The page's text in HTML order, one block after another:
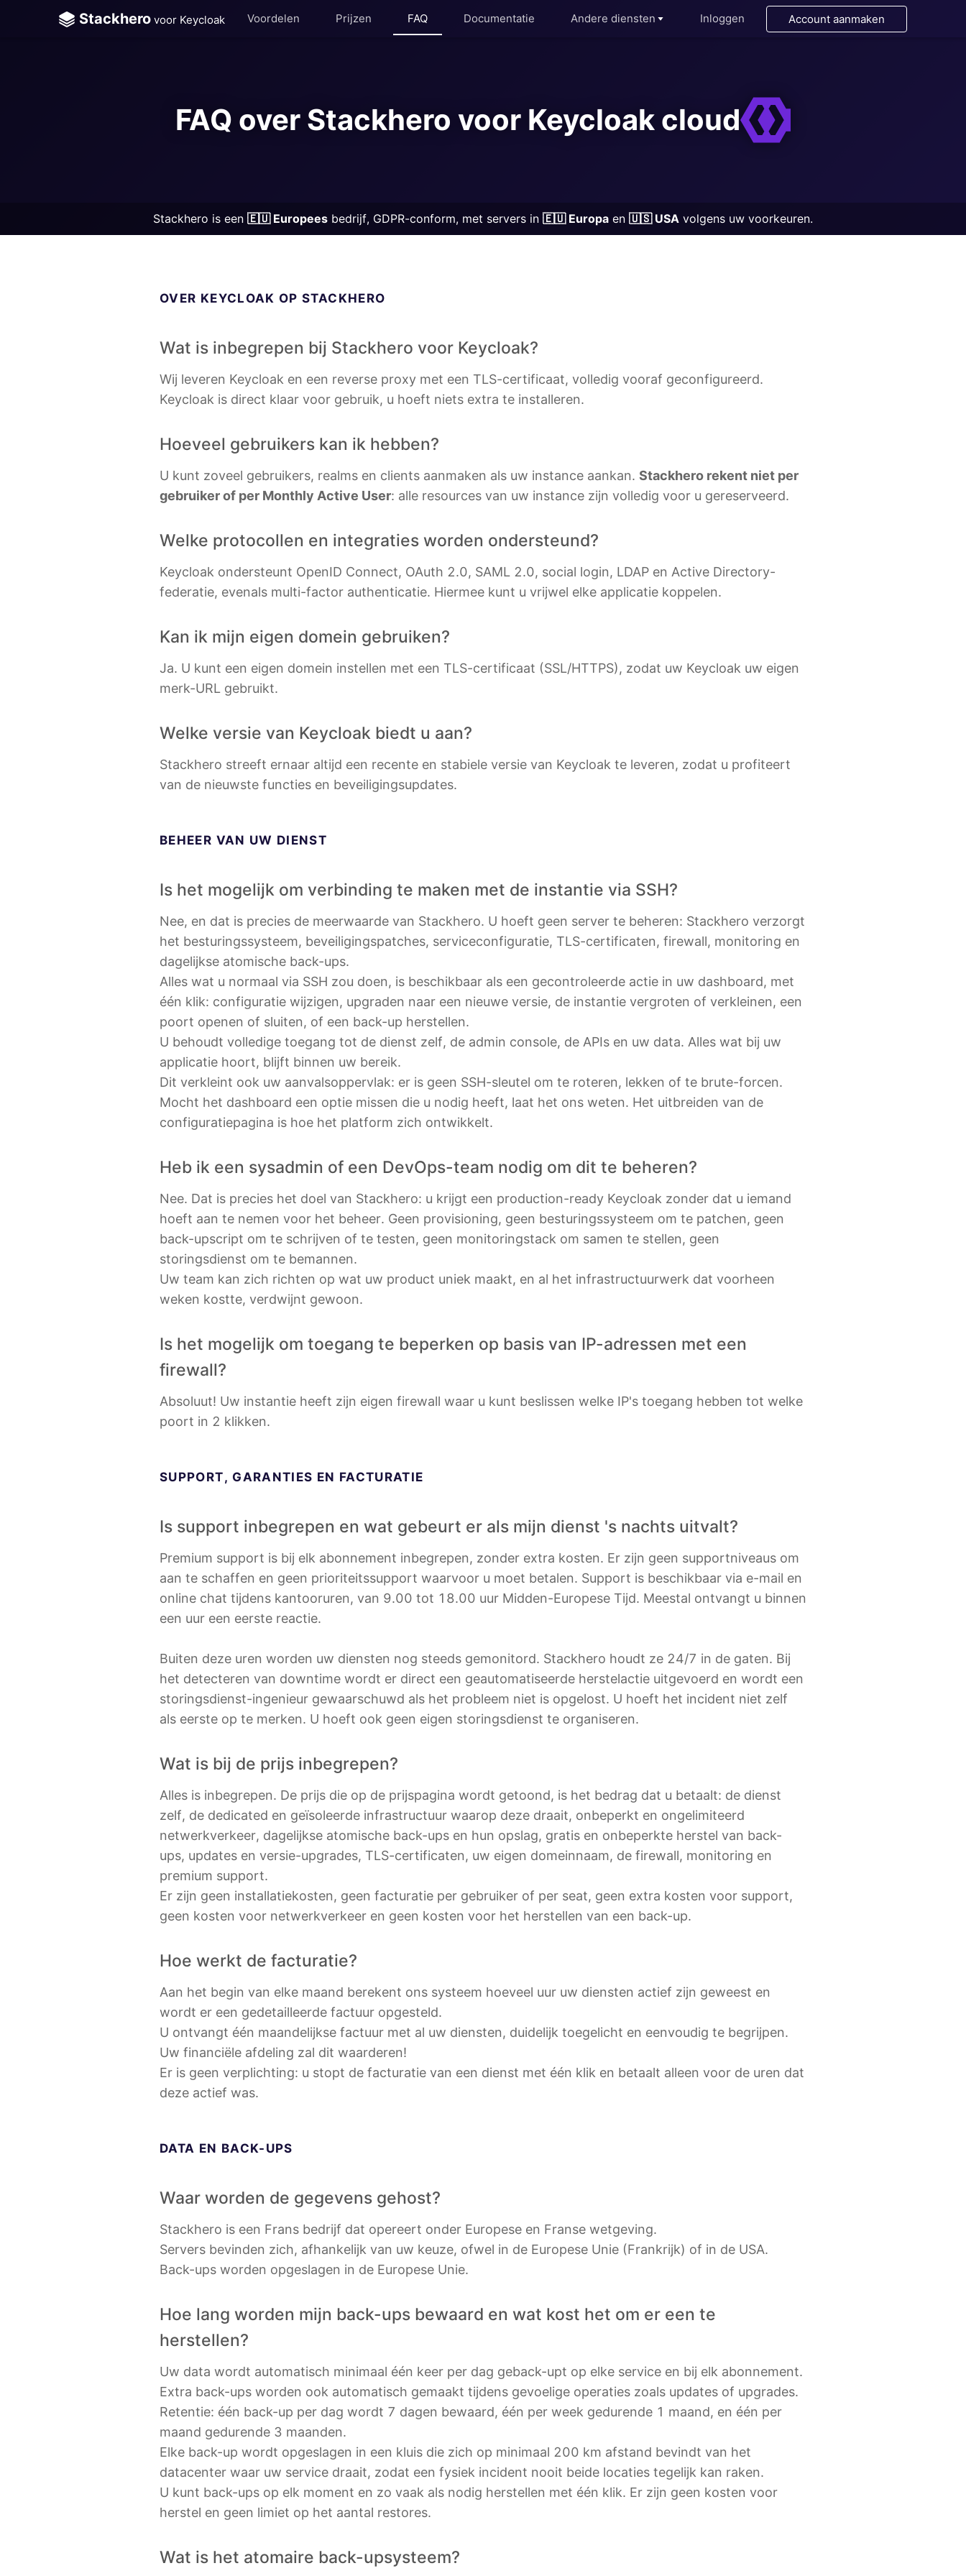
Stackhero voor Keycloak Voordelen Prijzen FAQ Documentatie Andere diensten
GitLab
Grafana
InfluxDB
Kafka
Kubernetes Control Plane
Matomo
Mercure-Hub
NocoDB
Node.js
RabbitMQ
Valkey
Inloggen Account aanmaken
FAQ over Stackhero voor Keycloak cloud
Stackhero is een 🇪🇺 Europees bedrijf, GDPR-conform, met servers in 🇪🇺 Europa en 🇺🇸 USA volgens uw voorkeuren.
OVER KEYCLOAK OP STACKHERO
Wat is inbegrepen bij Stackhero voor Keycloak?
Wij leveren Keycloak en een reverse proxy met een TLS-certificaat, volledig vooraf geconfigureerd.
Keycloak is direct klaar voor gebruik, u hoeft niets extra te installeren.
Hoeveel gebruikers kan ik hebben?
U kunt zoveel gebruikers, realms en clients aanmaken als uw instance aankan. Stackhero rekent niet per
gebruiker of per Monthly Active User: alle resources van uw instance zijn volledig voor u gereserveerd.
Welke protocollen en integraties worden ondersteund?
Keycloak ondersteunt OpenID Connect, OAuth 2.0, SAML 2.0, social login, LDAP en Active Directory-
federatie, evenals multi-factor authenticatie. Hiermee kunt u vrijwel elke applicatie koppelen.
Kan ik mijn eigen domein gebruiken?
Ja. U kunt een eigen domein instellen met een TLS-certificaat (SSL/HTTPS), zodat uw Keycloak uw eigen
merk-URL gebruikt.
Welke versie van Keycloak biedt u aan?
Stackhero streeft ernaar altijd een recente en stabiele versie van Keycloak te leveren, zodat u profiteert
van de nieuwste functies en beveiligingsupdates.
BEHEER VAN UW DIENST
Is het mogelijk om verbinding te maken met de instantie via SSH?
Nee, en dat is precies de meerwaarde van Stackhero. U hoeft geen server te beheren: Stackhero verzorgt
het besturingssysteem, beveiligingspatches, serviceconfiguratie, TLS-certificaten, firewall, monitoring en
dagelijkse atomische back-ups.
Alles wat u normaal via SSH zou doen, is beschikbaar als een gecontroleerde actie in uw dashboard, met
één klik: configuratie wijzigen, upgraden naar een nieuwe versie, de instantie vergroten of verkleinen, een
poort openen of sluiten, of een back-up herstellen.
U behoudt volledige toegang tot de dienst zelf, de admin console, de APIs en uw data. Alles wat bij uw
applicatie hoort, blijft binnen uw bereik.
Dit verkleint ook uw aanvalsoppervlak: er is geen SSH-sleutel om te roteren, lekken of te brute-forcen.
Mocht het dashboard een optie missen die u nodig heeft, laat het ons weten. Het uitbreiden van de
configuratiepagina is hoe het platform zich ontwikkelt.
Heb ik een sysadmin of een DevOps-team nodig om dit te beheren?
Nee. Dat is precies het doel van Stackhero: u krijgt een production-ready Keycloak zonder dat u iemand
hoeft aan te nemen voor het beheer. Geen provisioning, geen besturingssysteem om te patchen, geen
back-upscript om te schrijven of te testen, geen monitoringstack om samen te stellen, geen
storingsdienst om te bemannen.
Uw team kan zich richten op wat uw product uniek maakt, en al het infrastructuurwerk dat voorheen
weken kostte, verdwijnt gewoon.
Is het mogelijk om toegang te beperken op basis van IP-adressen met een
firewall?
Absoluut! Uw instantie heeft zijn eigen firewall waar u kunt beslissen welke IP's toegang hebben tot welke
poort in 2 klikken.
SUPPORT, GARANTIES EN FACTURATIE
Is support inbegrepen en wat gebeurt er als mijn dienst 's nachts uitvalt?
Premium support is bij elk abonnement inbegrepen, zonder extra kosten. Er zijn geen supportniveaus om
aan te schaffen en geen prioriteitssupport waarvoor u moet betalen. Support is beschikbaar via e-mail en
online chat tijdens kantooruren, van 9.00 tot 18.00 uur Midden-Europese Tijd. Meestal ontvangt u binnen
een uur een eerste reactie.
Buiten deze uren worden uw diensten nog steeds gemonitord. Stackhero houdt ze 24/7 in de gaten. Bij
het detecteren van downtime wordt er direct een geautomatiseerde herstelactie uitgevoerd en wordt een
storingsdienst-ingenieur gewaarschuwd als het probleem niet is opgelost. U hoeft het incident niet zelf
als eerste op te merken. U hoeft ook geen eigen storingsdienst te organiseren.
Wat is bij de prijs inbegrepen?
Alles is inbegrepen. De prijs die op de prijspagina wordt getoond, is het bedrag dat u betaalt: de dienst
zelf, de dedicated en geïsoleerde infrastructuur waarop deze draait, onbeperkt en ongelimiteerd
netwerkverkeer, dagelijkse atomische back-ups en hun opslag, gratis en onbeperkte herstel van back-
ups, updates en versie-upgrades, TLS-certificaten, uw eigen domeinnaam, de firewall, monitoring en
premium support.
Er zijn geen installatiekosten, geen facturatie per gebruiker of per seat, geen extra kosten voor support,
geen kosten voor netwerkverkeer en geen kosten voor het herstellen van een back-up.
Hoe werkt de facturatie?
Aan het begin van elke maand berekent ons systeem hoeveel uur uw diensten actief zijn geweest en
wordt er een gedetailleerde factuur opgesteld.
U ontvangt één maandelijkse factuur met al uw diensten, duidelijk toegelicht en eenvoudig te begrijpen.
Uw financiële afdeling zal dit waarderen!
Er is geen verplichting: u stopt de facturatie van een dienst met één klik en betaalt alleen voor de uren dat
deze actief was.
DATA EN BACK-UPS
Waar worden de gegevens gehost?
Stackhero is een Frans bedrijf dat opereert onder Europese en Franse wetgeving.
Servers bevinden zich, afhankelijk van uw keuze, ofwel in de Europese Unie (Frankrijk) of in de USA.
Back-ups worden opgeslagen in de Europese Unie.
Hoe lang worden mijn back-ups bewaard en wat kost het om er een te
herstellen?
Uw data wordt automatisch minimaal één keer per dag geback-upt op elke service en bij elk abonnement.
Extra back-ups worden ook automatisch gemaakt tijdens gevoelige operaties zoals updates of upgrades.
Retentie: één back-up per dag wordt 7 dagen bewaard, één per week gedurende 1 maand, en één per
maand gedurende 3 maanden.
Elke back-up wordt opgeslagen in een kluis die zich op minimaal 200 km afstand bevindt van het
datacenter waar uw service draait, zodat een fysiek incident nooit beide locaties tegelijk kan raken.
U kunt back-ups op elk moment en zo vaak als nodig herstellen met één klik. Er zijn geen kosten voor
herstel en geen limiet op het aantal restores.
Wat is het atomaire back-upsysteem?